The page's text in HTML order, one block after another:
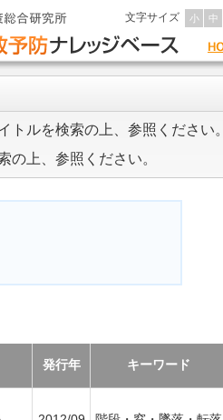
文字サイズ 小 中
トルを検索の上、参照ください。
の上、参照ください。
発行年 キーワード